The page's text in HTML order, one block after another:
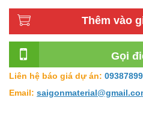
Thêm vào
Gọi
Đại Lý Phân Phối Gạch Inax
Liên hệ báo giá dự án:
Email: